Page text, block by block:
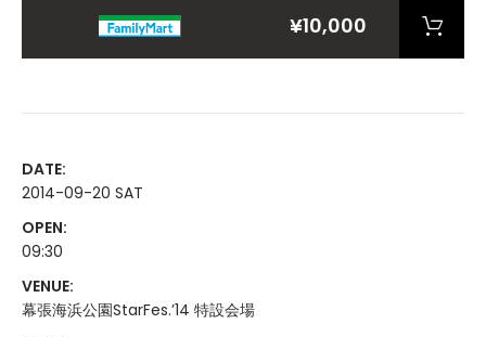
¥10,000
DATE:
2014-09-20 SAT
OPEN:
09:30
VENUE:
幕張海浜公園StarFes.’14 特設会場